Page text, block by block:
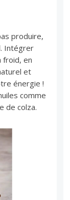
produire,
Intégrer
froid, en
et
énergie !
comme
de colza.